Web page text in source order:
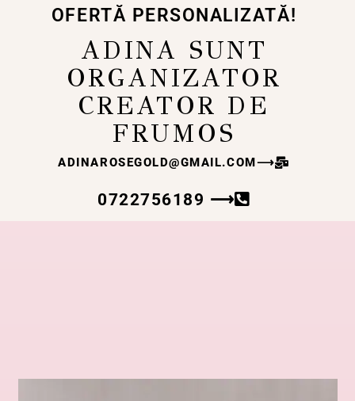
OFERTĂ PERSONALIZATĂ!
ADINA SUNT
ORGANIZATOR
CREATOR DE
FRUMOS
ADINAROSEGOLD@GMAIL.COM⟶
0722756189 ⟶